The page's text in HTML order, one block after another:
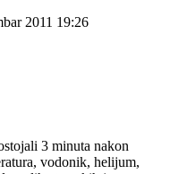
2011 19:26
3 minuta nakon
vodonik, helijum,